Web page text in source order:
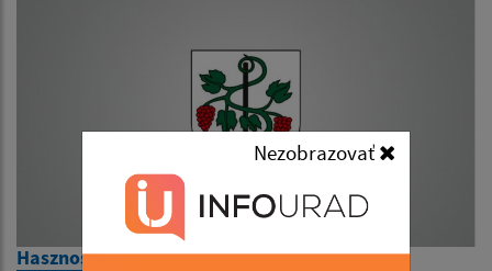
Hasznos információk
Nezobrazovať